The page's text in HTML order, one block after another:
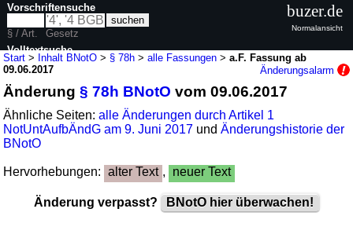
Start > Inhalt BNotO > § 78h >alle Fassungen >a.F. Fassung ab
09.06.2017
Änderungsalarm
Änderung§ 78h BNotO vom 09.06.2017
Ähnliche Seiten:alle Änderungen durch Artikel 1
NotUntAufbÄndG am 9. Juni 2017 undÄnderungshistorie der
BNotO
Hervorhebungen: alter Text , neuer Text
Änderung verpasst? BNotO hier überwachen!
Vorschriftensuche
§ / Art.
Gesetz
Volltextsuche
buzer.de
Normalansicht